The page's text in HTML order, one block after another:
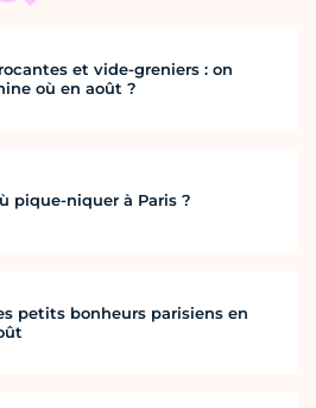
et vide-greniers : on
où en août ?
pique-niquer à Paris ?
petits bonheurs parisiens en